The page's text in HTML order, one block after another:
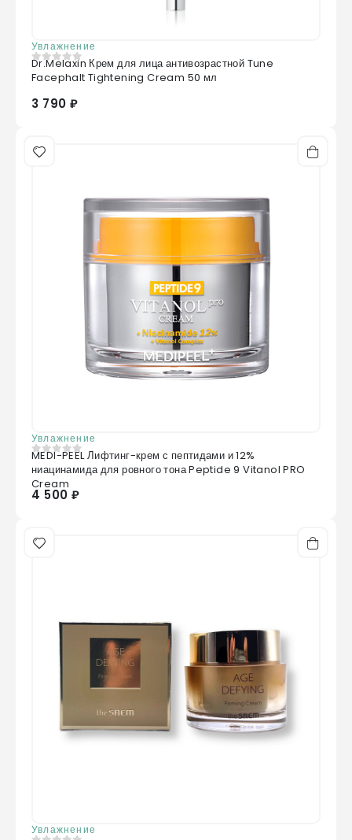
Увлажнение
0 из 5
Dr.Melaxin Крем для лица антивозрастной Tune
Facephalt Tightening Cream 50 мл
3 790 ₽
Увлажнение
0из 5
MEDI-PEEL Лифтинг-крем с пептидами и 12%
ниацинамида для ровного тона Peptide 9 Vitanol PRO
Cream
4 500 ₽
Увлажнение